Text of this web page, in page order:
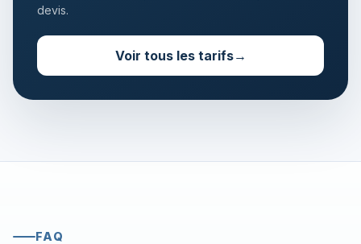
devis.
Voir tous les tarifs→
FAQ